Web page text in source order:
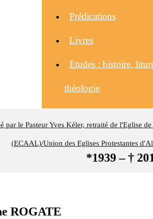
par le Pasteur Yves Kéler, retraité de l'Eglise
(ECAAL)/Union des Eglises Protestantes
*1939 – †
Prédications
Livres
Etudes : histoire,
théologie
ROGATE